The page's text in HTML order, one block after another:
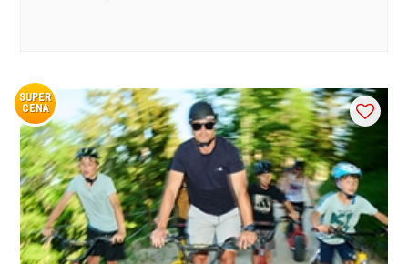
SUPER
CENA